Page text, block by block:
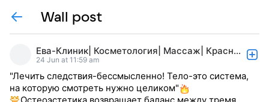
Wall post
Ева-Клиник| Косметология| Массаж| Краснодар
24 Jun at 11:59 am
"Лечить следствия-бессмысленно! Тело-это система,
на которую смотреть нужно целиком"